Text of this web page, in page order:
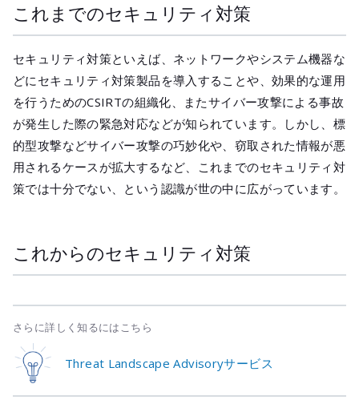
これまでのセキュリティ対策
セキュリティ対策といえば、ネットワークやシステム機器な
どにセキュリティ対策製品を導入することや、効果的な運用
を行うためのCSIRTの組織化、またサイバー攻撃による事故
が発生した際の緊急対応などが知られています。しかし、標
的型攻撃などサイバー攻撃の巧妙化や、窃取された情報が悪
用されるケースが拡大するなど、これまでのセキュリティ対
策では十分でない、という認識が世の中に広がっています。
これからのセキュリティ対策
さらに詳しく知るにはこちら
Threat Landscape Advisoryサービス